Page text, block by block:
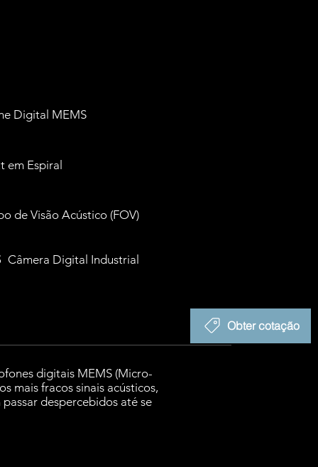
Obter cotação
Digital MEMS
em Espiral
de Visão Acústico (FOV)
Câmera Digital Industrial
digitais MEMS (Micro-
mais fracos sinais acústicos,
despercebidos até se